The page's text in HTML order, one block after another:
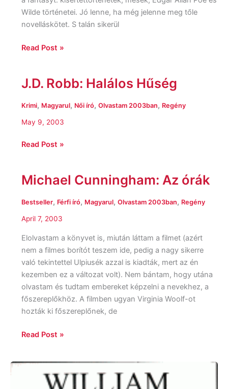
Wilde történetei. Jó lenne, ha még jelenne meg tőle
novelláskötet. S talán sikerül
Read Post »
J.D. Robb: Halálos Hűség
Krimi, Magyarul, Női író, Olvastam 2003ban, Regény
May 9, 2003
J.D.
Halálos
Read Post »
Michael Cunningham: Az órák
Bestseller, Férfi író, Magyarul, Olvastam 2003ban, Regény
April 7, 2003
Elolvastam a könyvet is, miután láttam a filmet (azért
nem a filmes borítót teszem ide, pedig a nagy sikerre
való tekintettel Ulpiusék azzal is kiadták, mert az én
kezemben ez a változat volt). Nem bántam, hogy utána
olvastam és tudtam embereket képzelni a nevekhez, a
főszereplőkhöz. A filmben ugyan Virginia Woolf-ot
hozták ki főszereplőnek, de
Michael
Az
Read Post »
Goldman: